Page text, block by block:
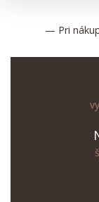
— Pri